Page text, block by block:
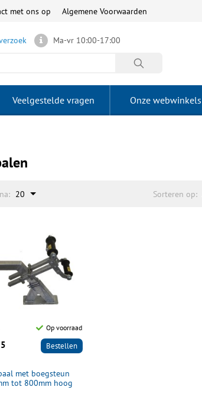
met ons op Algemene Voorwaarden
Ma-vr 10:00-17:00
Veelgestelde vragen Onze webwinkels
20 Sorteren op:
Op voorraad
Bestellen
met boegsteun
tot 800mm hoog